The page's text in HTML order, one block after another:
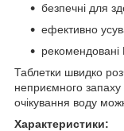
безпечні для
ефективно
рекомендовані
Таблетки швидко
неприємного запаху
очікування воду
Характеристики: